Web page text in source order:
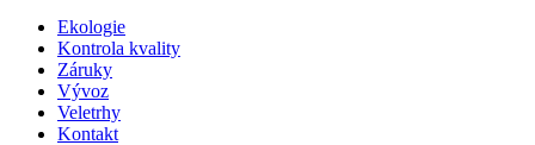
Ekologie
Kontrola kvality
Záruky
Vývoz
Veletrhy
Kontakt